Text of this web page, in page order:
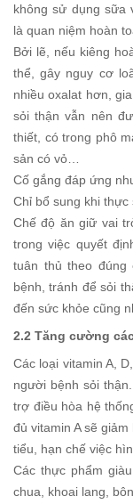
không sử dụng sữa
là quan niệm hoàn
Bởi lẽ, nếu kiêng
thể, gây nguy cơ
nhiều oxalat hơn,
sỏi thận vẫn nên
thiết, có trong phô
sản có vỏ…
Cố gắng đáp ứng
Chỉ bổ sung khi thực
Chế độ ăn giữ vai
trong việc quyết
tuân thủ theo
bệnh, tránh để sỏi
đến sức khỏe cũng
2.2 Tăng cường
Các loại vitamin A,
người bệnh sỏi
trợ điều hòa hệ
đủ vitamin A sẽ
tiểu, hạn chế việc
Các thực phẩm
chua, khoai lang,